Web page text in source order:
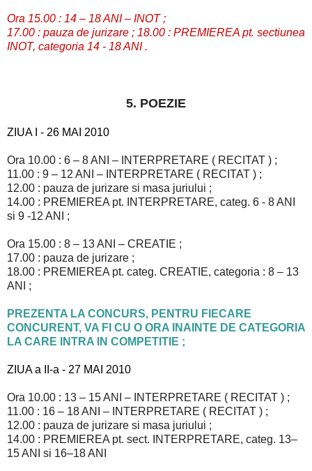
Ora 15.00 : 14 – 18 ANI – INOT ;
17.00 : pauza de jurizare ; 18.00 : PREMIEREA pt. sectiunea
INOT, categoria 14 - 18 ANI .
5. POEZIE
ZIUA I - 26 MAI 2010
Ora 10.00 : 6 – 8 ANI – INTERPRETARE ( RECITAT ) ;
11.00 : 9 – 12 ANI – INTERPRETARE ( RECITAT ) ;
12.00 : pauza de jurizare si masa juriului ;
14.00 : PREMIEREA pt. INTERPRETARE, categ. 6 - 8 ANI
si 9 -12 ANI ;
Ora 15.00 : 8 – 13 ANI – CREATIE ;
17.00 : pauza de jurizare ;
18.00 : PREMIEREA pt. categ. CREATIE, categoria : 8 – 13
ANI ;
PREZENTA LA CONCURS, PENTRU FIECARE
CONCURENT, VA FI CU O ORA INAINTE DE CATEGORIA
LA CARE INTRA IN COMPETITIE ;
ZIUA a II-a - 27 MAI 2010
Ora 10.00 : 13 – 15 ANI – INTERPRETARE ( RECITAT ) ;
11.00 : 16 – 18 ANI – INTERPRETARE ( RECITAT ) ;
12.00 : pauza de jurizare si masa juriului ;
14.00 : PREMIEREA pt. sect. INTERPRETARE, categ. 13–
15 ANI si 16–18 ANI